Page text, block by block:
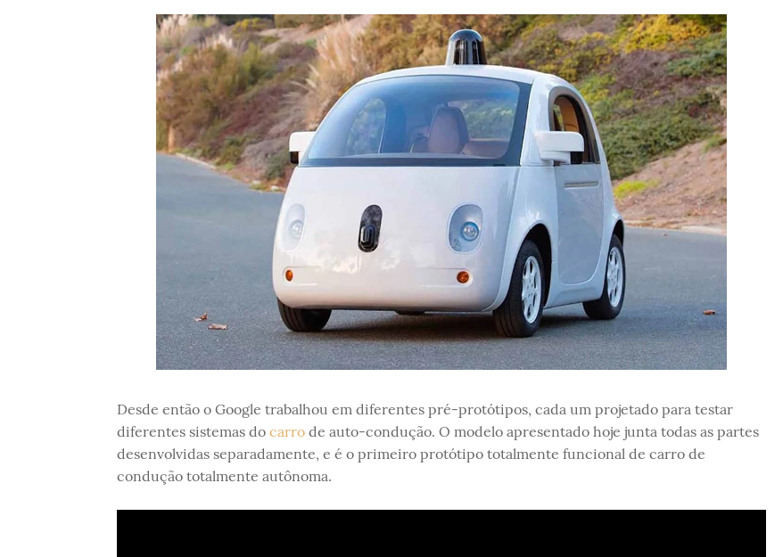
Desde então o Google trabalhou em diferentes pré-protótipos, cada um projetado para testar
diferentes sistemas do carrode auto-condução. O modelo apresentado hoje junta todas as partes
desenvolvidas separadamente, e é o primeiro protótipo totalmente funcional de carro de
condução totalmente autônoma.